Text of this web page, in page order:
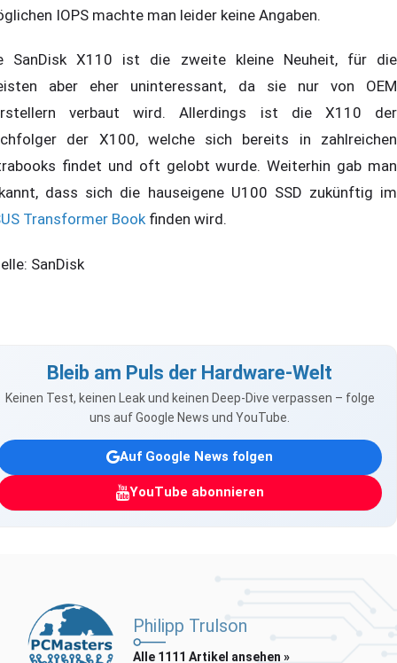
IOPS machte man leider keine Angaben.
SanDisk X110 ist die zweite kleine Neuheit, für die
aber eher uninteressant, da sie nur von OEM
verbaut wird. Allerdings ist die X110 der
der X100, welche sich bereits in zahlreichen
findet und oft gelobt wurde. Weiterhin gab man
dass sich die hauseigene U100 SSD zukünftig im
Transformer Bookfinden wird.
SanDisk
Bleib am Puls der Hardware-Welt
Keinen Test, keinen Leak und keinen Deep-Dive verpassen – folge
uns auf Google News und YouTube.
Auf Google News folgen
YouTube abonnieren
Philipp Trulson
Alle 1111 Artikel ansehen »